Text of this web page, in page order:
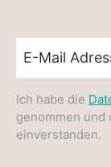
Ich habe die
genommen und
einverstanden.